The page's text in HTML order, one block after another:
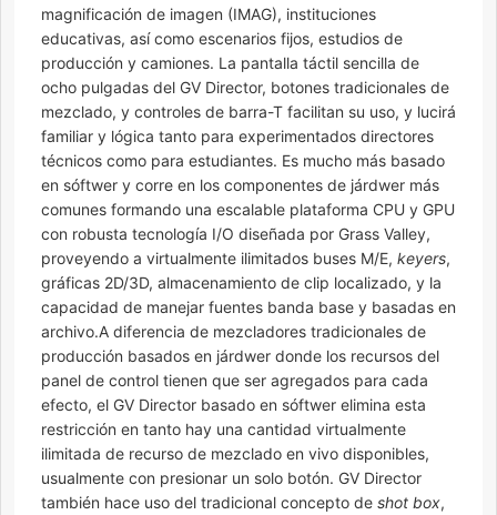
magnificación de imagen (IMAG), instituciones
educativas, así como escenarios fijos, estudios de
producción y camiones. La pantalla táctil sencilla de
ocho pulgadas del GV Director, botones tradicionales de
mezclado, y controles de barra-T facilitan su uso, y lucirá
familiar y lógica tanto para experimentados directores
técnicos como para estudiantes. Es mucho más basado
en sóftwer y corre en los componentes de járdwer más
comunes formando una escalable plataforma CPU y GPU
con robusta tecnología I/O diseñada por Grass Valley,
proveyendo a virtualmente ilimitados buses M/E, keyers,
gráficas 2D/3D, almacenamiento de clip localizado, y la
capacidad de manejar fuentes banda base y basadas en
archivo.A diferencia de mezcladores tradicionales de
producción basados en járdwer donde los recursos del
panel de control tienen que ser agregados para cada
efecto, el GV Director basado en sóftwer elimina esta
restricción en tanto hay una cantidad virtualmente
ilimitada de recurso de mezclado en vivo disponibles,
usualmente con presionar un solo botón. GV Director
también hace uso del tradicional concepto de shot box,